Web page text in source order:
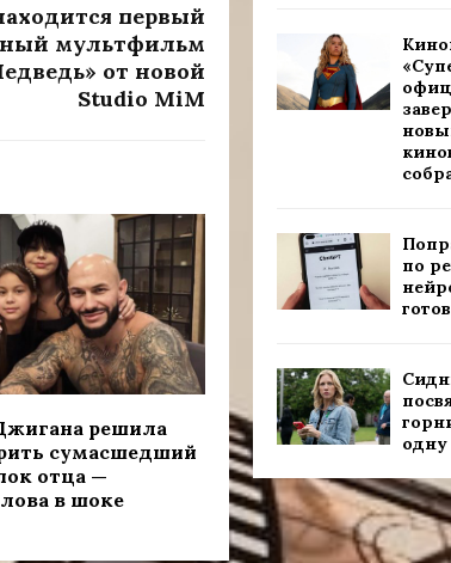
первый
мультфильм
от новой
Studio MiM
решила
сумасшедший
отца —
в шоке
по
одну